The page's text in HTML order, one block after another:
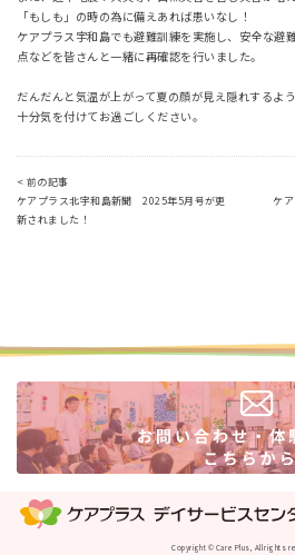
「もしも」の時の為に備えあれば患いなし！
ケアプラス宇和島でも避難訓練を実施し、安全な避
点などを皆さんと一緒に再確認を行いました。
だんだんと気温が上がって夏の顔が見え隠れするよ
十分気を付けてお過ごしください。
< 前の記事
ケアプラス北宇和島新聞 2025年5月号が更
新されました！
ケ
Copyright © Care Plus, All rights